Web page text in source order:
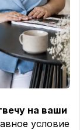
на ваши
условие